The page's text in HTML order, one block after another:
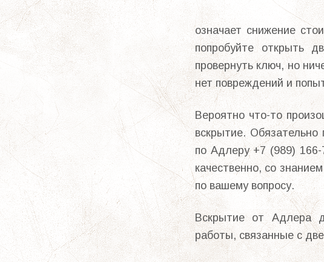
означает снижение
попробуйте открыть
провернуть ключ, но
нет повреждений и
Вероятно что-то
вскрытие.
по Адлеру +7 (989)
качественно, со
по вашему вопросу.
Вскрытие от Адлера
работы, связанные с